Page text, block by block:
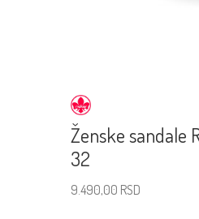
Ženske sandale
32
9.490,00 RSD